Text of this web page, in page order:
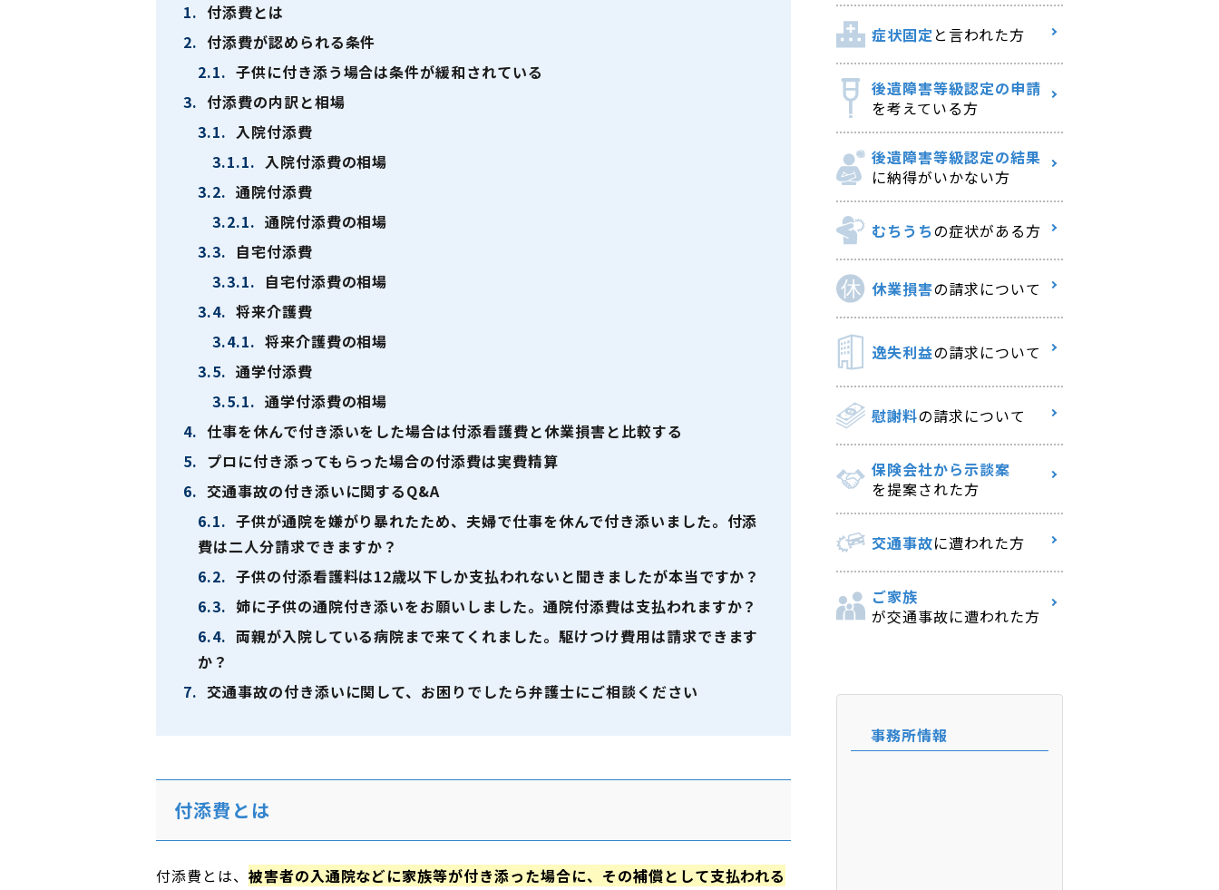
1. 付添費とは
2. 付添費が認められる条件
2.1. 子供に付き添う場合は条件が緩和されている
3. 付添費の内訳と相場
3.1. 入院付添費
3.1.1. 入院付添費の相場
3.2. 通院付添費
3.2.1. 通院付添費の相場
3.3. 自宅付添費
3.3.1. 自宅付添費の相場
3.4. 将来介護費
3.4.1. 将来介護費の相場
3.5. 通学付添費
3.5.1. 通学付添費の相場
4. 仕事を休んで付き添いをした場合は付添看護費と休業損害と比較する
5. プロに付き添ってもらった場合の付添費は実費精算
6. 交通事故の付き添いに関するQ&A
6.1. 子供が通院を嫌がり暴れたため、夫婦で仕事を休んで付き添いました。付添
費は二人分請求できますか？
6.2. 子供の付添看護料は12歳以下しか支払われないと聞きましたが本当ですか？
6.3. 姉に子供の通院付き添いをお願いしました。通院付添費は支払われますか？
6.4. 両親が入院している病院まで来てくれました。駆けつけ費用は請求できます
か？
7. 交通事故の付き添いに関して、お困りでしたら弁護士にご相談ください
付添費とは
付添費とは、 被害者の入通院などに家族等が付き添った場合に、その補償として支払われる
症状固定と言われた方
後遺障害等級認定の申請
を考えている方
後遺障害等級認定の結果
に納得がいかない方
むちうちの症状がある方
休業損害の請求について
逸失利益の請求について
慰謝料の請求について
保険会社から示談案
を提案された方
交通事故に遭われた方
ご家族
が交通事故に遭われた方
事務所情報